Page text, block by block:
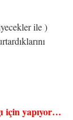
ile )
için yapıyor…